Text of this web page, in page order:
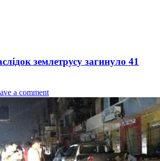
землетрусу загинуло 41
a comment